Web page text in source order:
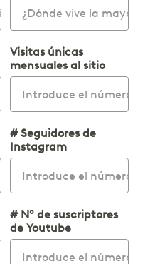
Visitas únicas
mensuales al sitio
# Seguidores de
Instagram
# Nº de suscriptores
de Youtube